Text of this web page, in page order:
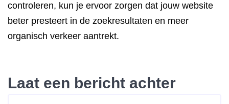
controleren, kun je ervoor zorgen dat jouw website
beter presteert in de zoekresultaten en meer
organisch verkeer aantrekt.
Laat een bericht achter